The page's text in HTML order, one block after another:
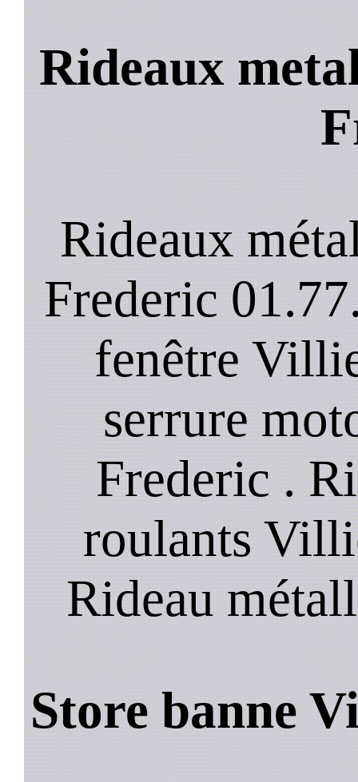
Rideaux
Rideaux
Frederic
fenêtre
serrure
Frederic .
roulants
Rideau
Store banne